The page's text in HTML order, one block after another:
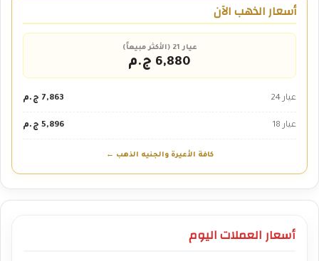
أسعار الذهب الآن
عيار 21 (الأكثر مبيعاً)
6,880 ج.م
عيار 24 7,863 ج.م
عيار 18 5,896 ج.م
كافة الأعيرة والجنيه الذهب ←
أسعار العملات اليوم